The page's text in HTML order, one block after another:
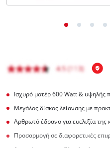
Ισχυρό μοτέρ 600 Watt & υψηλής
Μεγάλος δίσκος λείανσης με
Αρθρωτό έδρανο για ευελιξία της
Προσαρμογή σε διαφορετικές